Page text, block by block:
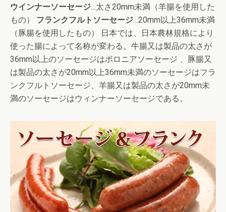
ウインナーソーセージ…太さ20mm未満（羊腸を使用した
もの） フランクフルトソーセージ…20mm以上36mm未満
（豚腸を使用したもの） 日本では、日本農林規格により
使った腸によって名称が変わる。牛腸又は製品の太さが
36mm以上のソーセージはボロニアソーセージ 、豚腸又
は製品の太さが20mm以上36mm未満のソーセージはフラ
ンクフルトソーセージ、羊腸又は製品の太さが20mm未
満のソーセージはウィンナーソーセージである。